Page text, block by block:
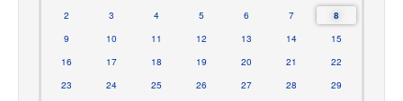
2
3 4 5 6 7
8
9
10 11 12 13 14
15
16
17 18 19 20 21
22
23
24 25 26 27 28
29